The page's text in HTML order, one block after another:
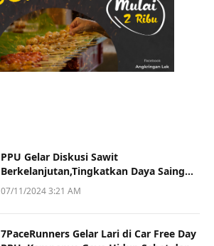
PPU Gelar Diskusi Sawit
Berkelanjutan,Tingkatkan Daya Saing
dan Kualitas
07/11/2024 3:21 AM
7PaceRunners Gelar Lari di Car Free Day